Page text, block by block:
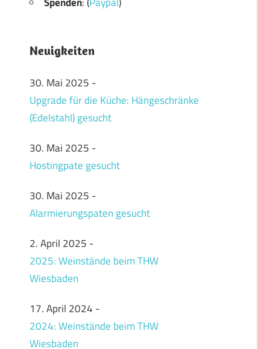
Neuigkeiten
30. Mai 2025 -
Upgrade für die Küche: Hängeschränke
(Edelstahl) gesucht
30. Mai 2025 -
Hostingpate gesucht
30. Mai 2025 -
Alarmierungspaten gesucht
2. April 2025 -
2025: Weinstände beim THW
Wiesbaden
17. April 2024 -
2024: Weinstände beim THW
Wiesbaden